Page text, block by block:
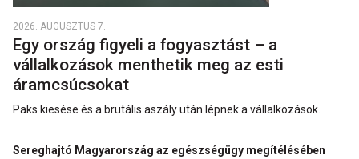
2026. AUGUSZTUS 7.
Egy ország figyeli a fogyasztást – a
vállalkozások menthetik meg az esti
áramcsúcsokat
Paks kiesése és a brutális aszály után lépnek a vállalkozások.
Sereghajtó Magyarország az egészségügy megítélésében